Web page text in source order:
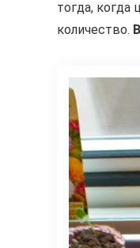
тогда, когда
количество.